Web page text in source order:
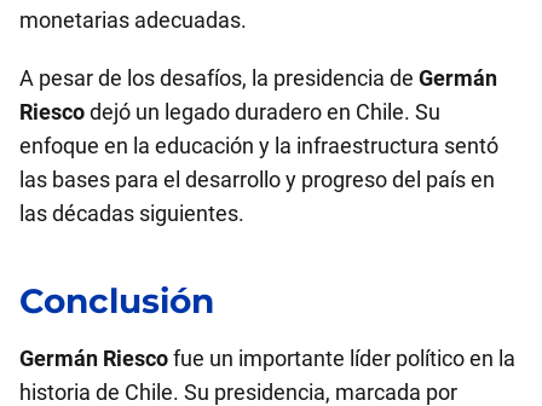
monetarias adecuadas.
A pesar de los desafíos, la presidencia de Germán
Riescodejó un legado duradero en Chile. Su
enfoque en la educación y la infraestructura sentó
las bases para el desarrollo y progreso del país en
las décadas siguientes.
Conclusión
Germán Riescofue un importante líder político en la
historia de Chile. Su presidencia, marcada por